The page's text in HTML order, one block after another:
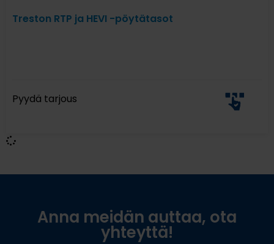
Treston RTP ja HEVI -pöytätasot
Pyydä tarjous
Anna meidän auttaa, ota
yhteyttä!